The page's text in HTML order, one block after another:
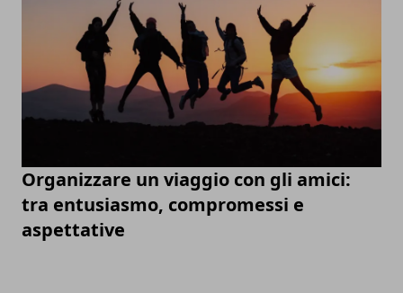
Organizzare un viaggio con gli amici:
tra entusiasmo, compromessi e
aspettative